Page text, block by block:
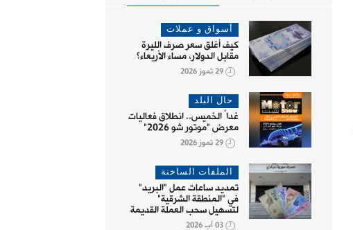
أسواق و عملات
كيف أغلق سعر صرف الليرة
مقابل الدولار، مساء الأربعاء؟
29 تموز 2026
حال البلد
غداً الخميس.. انطلاق فعاليات
معرض "موتور شو 2026"
29 تموز 2026
الملفات الساخنة
تمديد ساعات عمل "البريد"
في "المنطقة الشرقية"
لتسهيل سحب العملة القديمة
03 آب 2026